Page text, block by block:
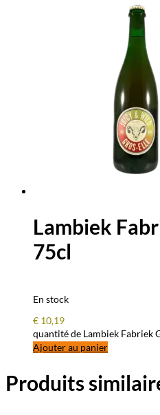
Lambiek
75cl
En stock
€ 10,19
quantité de Lambiek Fabriek
Ajouter au panier
Produits